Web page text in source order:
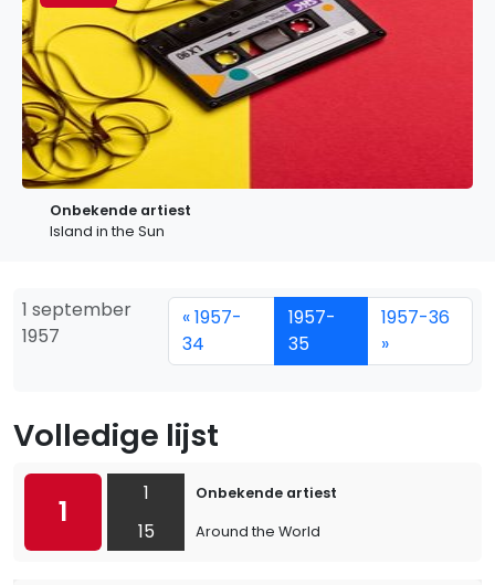
Onbekende artiest
Island in the Sun
1 september
1957
« 1957-
34
1957-
35
1957-36
»
Volledige lijst
1
1
15
Onbekende artiest
Around the World